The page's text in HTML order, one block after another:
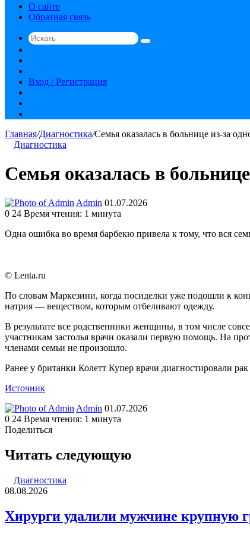
О сайте
Обратная связь
Искать
статья
Вход / Регистрация
Главная/Диагностика/Семья оказалась в больнице из-за
Диагностика
Семья оказалась в
Admin Send
an
01.07.2026
0 24 Время чтения: 1 минута
Одна ошибка во время барбекю привела к тому, что вся
© Lenta.ru
По словам Маркезини, когда посиделки уже подошли к
натрия — веществом, которым отбеливают одежду.
В результате все родственники женщины, в том числе
участникам застолья врачи оказали первую помощь. На
членами семьи не произошло.
Ранее у британки Колетт Купер врачи диагностировали
Источник
Admin Send
an
01.07.2026
0 24 Время чтения: 1 минута
Поделиться
через
электронную
Читать следующую
Диагностика
08.08.2026
Хирурги удалили мужчине крупную